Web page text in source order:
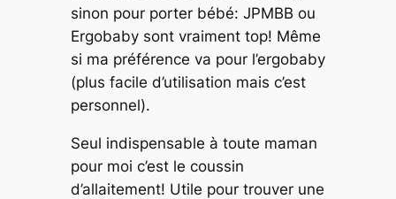
sinon pour porter bébé: JPMBB ou
Ergobaby sont vraiment top! Même
si ma préférence va pour l’ergobaby
(plus facile d’utilisation mais c’est
personnel).
Seul indispensable à toute maman
pour moi c’est le coussin
d’allaitement! Utile pour trouver une